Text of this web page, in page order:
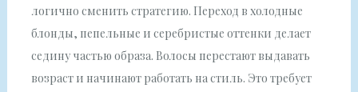
логично сменить стратегию. Переход в холодные
блонды, пепельные и серебристые оттенки делает
седину частью образа. Волосы перестают выдавать
возраст и начинают работать на стиль. Это требует